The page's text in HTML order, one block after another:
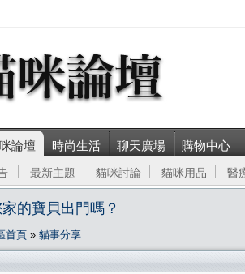
論壇 時尚生活 聊天廣場 購物中心
最新主題 貓咪討論 貓咪用品 醫
的寶貝出門嗎？
首頁 » 貓事分享